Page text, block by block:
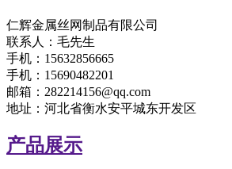
仁辉金属丝网制品有限公司
联系人：毛先生
手机：15632856665
手机：15690482201
邮箱：282214156@qq.com
地址：河北省衡水安平城东开发区
产品展示